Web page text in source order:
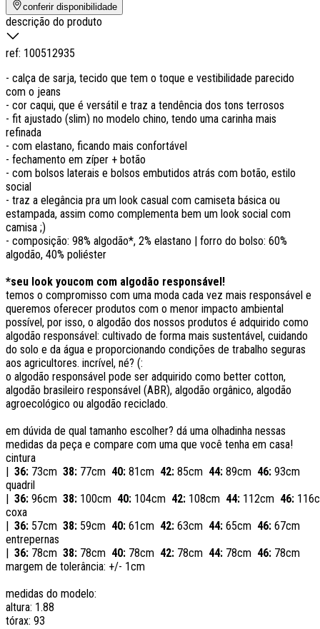
conferir disponibilidade
descrição do produto
ref: 100512935
- calça de sarja, tecido que tem o toque e vestibilidade parecido
com o jeans
- cor caqui, que é versátil e traz a tendência dos tons terrosos
- fit ajustado (slim) no modelo chino, tendo uma carinha mais
refinada
- com elastano, ficando mais confortável
- fechamento em zíper + botão
- com bolsos laterais e bolsos embutidos atrás com botão, estilo
social
- traz a elegância pra um look casual com camiseta básica ou
estampada, assim como complementa bem um look social com
camisa ;)
- composição: 98% algodão*, 2% elastano | forro do bolso: 60%
algodão, 40% poliéster
*seu look youcom com algodão responsável!
temos o compromisso com uma moda cada vez mais responsável e
queremos oferecer produtos com o menor impacto ambiental
possível, por isso, o algodão dos nossos produtos é adquirido como
algodão responsável: cultivado de forma mais sustentável, cuidando
do solo e da água e proporcionando condições de trabalho seguras
aos agricultores. incrível, né? (:
o algodão responsável pode ser adquirido como better cotton,
algodão brasileiro responsável (ABR), algodão orgânico, algodão
agroecológico ou algodão reciclado.
em dúvida de qual tamanho escolher? dá uma olhadinha nessas
medidas da peça e compare com uma que você tenha em casa!
cintura
| 36: 73cm 38: 77cm 40: 81cm 42: 85cm 44: 89cm 46: 93cm
quadril
| 36: 96cm 38: 100cm 40: 104cm 42: 108cm 44: 112cm 46:
coxa
| 36: 57cm 38: 59cm 40: 61cm 42: 63cm 44: 65cm 46: 67cm
entrepernas
| 36: 78cm 38: 78cm 40: 78cm 42: 78cm 44: 78cm 46: 78cm
margem de tolerância: +/- 1cm
medidas do modelo:
altura: 1.88
tórax: 93